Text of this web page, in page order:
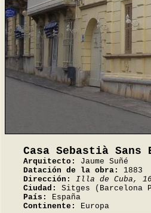
Casa Sebastià Sans
Arquitecto:
Jaume Suñé
Datación de la obra:
1883
Dirección:
Illa de Cuba,
Ciudad:
Sitges (Barcelona
País:
España
Continente:
Europa